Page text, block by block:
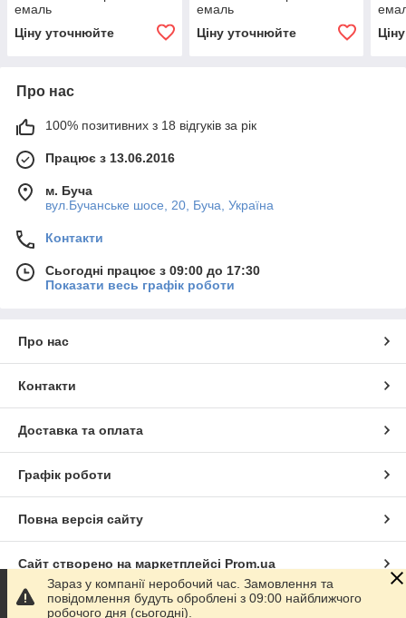
емаль
Ціну уточнюйте
емаль
Ціну уточнюйте
Про нас
100% позитивних з 18 відгуків за рік
Працює з 13.06.2016
м. Буча
вул.Бучанське шосе, 20, Буча, Україна
Контакти
Сьогодні працює з 09:00 до 17:30
Показати весь графік роботи
Про нас
Контакти
Доставка та оплата
Графік роботи
Повна версія сайту
Сайт створено на маркетплейсі Prom.ua
Політика конфіденційності
Зараз у компанії неробочий час. Замовлення та
повідомлення будуть оброблені з 09:00 найближчого
робочого дня (сьогодні).